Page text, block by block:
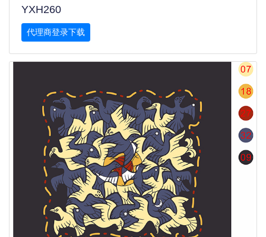
YXH260
代理商登录下载